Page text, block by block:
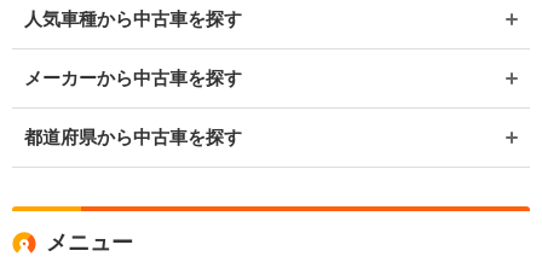
人気車種から中古車を探す
メーカーから中古車を探す
都道府県から中古車を探す
メニュー